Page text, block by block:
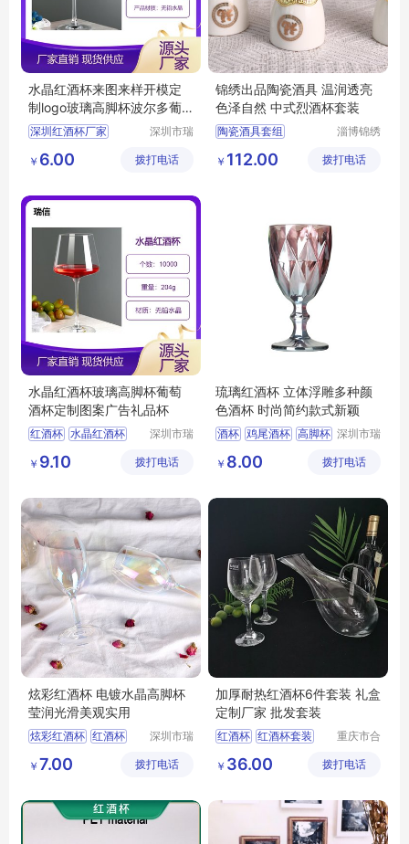
水晶红酒杯来图来样开模定
制logo玻璃高脚杯波尔多葡
萄酒杯
深圳红酒杯厂家
红酒杯定制
深圳市瑞
品有限公
￥ 6.00 拨打电话
锦绣出品陶瓷酒具 温润透亮
色泽自然 中式烈酒杯套装
陶瓷酒具套组
简约陶瓷酒具
淄博锦绣
公司
￥ 112.00 拨打电话
水晶红酒杯玻璃高脚杯葡萄
酒杯定制图案广告礼品杯
红酒杯 水晶红酒杯
红酒杯定制
深圳市瑞
品有限公
￥ 9.10 拨打电话
琉璃红酒杯 立体浮雕多种颜
色酒杯 时尚简约款式新颖
酒杯 鸡尾酒杯 高脚杯 深圳市瑞
品有限公
￥ 8.00 拨打电话
炫彩红酒杯 电镀水晶高脚杯
莹润光滑美观实用
炫彩红酒杯 红酒杯
深圳市瑞
品有限公
￥ 7.00 拨打电话
加厚耐热红酒杯6件套装 礼盒
定制厂家 批发套装
红酒杯 红酒杯套装
重庆市合
玻璃制品
￥ 36.00 拨打电话